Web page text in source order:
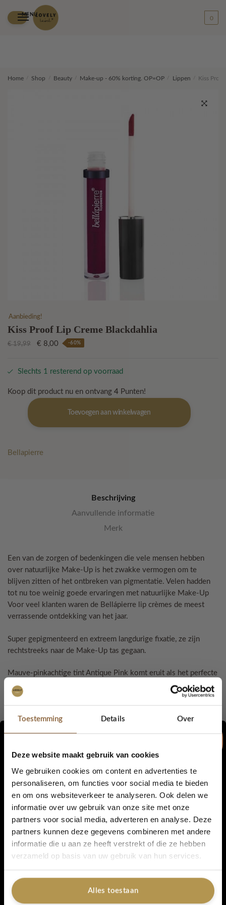
Toestemming Details Over
Deze website maakt gebruik van cookies
We gebruiken cookies om content en advertenties te
personaliseren, om functies voor social media te bieden
en om ons websiteverkeer te analyseren. Ook delen we
informatie over uw gebruik van onze site met onze
partners voor social media, adverteren en analyse. Deze
partners kunnen deze gegevens combineren met andere
informatie die u aan ze heeft verstrekt of die ze hebben
verzameld op basis van uw gebruik van hun services.
Alles toestaan
MENU
0
Home Shop Beauty Make-up - 60% korting. OP=OP / Lippen / Kiss
Aanbieding!
Kiss Proof Lip Creme Blackdahlia
€19,99
Oorspronkelijke
was:
€ 8,00 Huidige
is:
-60%
Slechts 1 resterend op voorraad
Koop dit product nu en ontvang 4 Punten!
Blackdahlia
Toevoegen aan winkelwagen
Bellapierre
Beschrijving
Aanvullende informatie
Merk
Een van de zorgen of bedenkingen die vele mensen hebben
over natuurlijke Make-Up is het zwakke vermogen om te
blijven zitten of het ontbreken van pigmentatie. Velen hadden
tot nu toe weinig goede ervaringen met natuurlijke Make-Up
Voor veel klanten waren de Bellápierre lip crèmes de meest
verrassende ontdekking van het jaar.
Super gepigmenteerd en extreem langdurige fixatie, ze zijn
rechtstreeks naar de Make-Up tas gegaan.
Mauve-pinkachtige tint Antique Pink komt eruit als het perfecte
dagelijkse product, terwijl de sappige Hibiscus-bessenkleur
precies wat nodig is om in 1 minuut van een dag tot nacht
maken. De formule droogt op tot een matte afwerking en blijft
urenlang perfect. Het laat zelfs geen vlekken achter op een bril,
BellaPierre heeft wederom een schitterend product op de markt
De Kiss Proof Lip Crèmes bebben een volledige dekking en zijn
verkrijgbaar in maar liefst 15 geweldige kleuren.
Kiss Proof Lip creme is een High impact vloeibare lippenstift
dat uren blijft zitten zonder bij te hoeven werken. De romige
formule is eenvoudig en soepel aan te brengen en droogt op
tot een mooie matte finish in een handomdraai!
Wij raden aan om een ​​dunne laag aan te brengen en geen
primers of lippotloden eronder te gebruiken, omdat dit de
fixatie kan verminderen.
5% korting...
Ja, graag!